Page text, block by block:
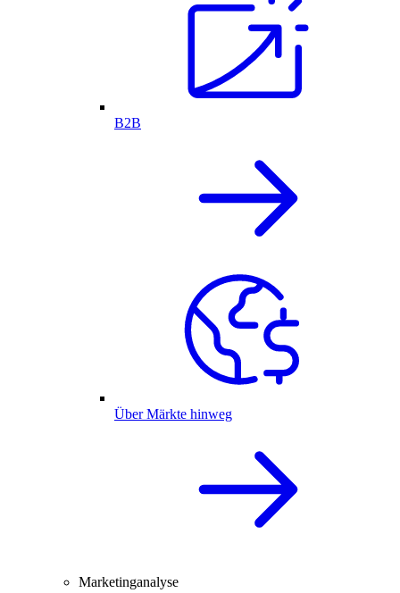
B2B
Über Märkte hinweg
Marketinganalyse